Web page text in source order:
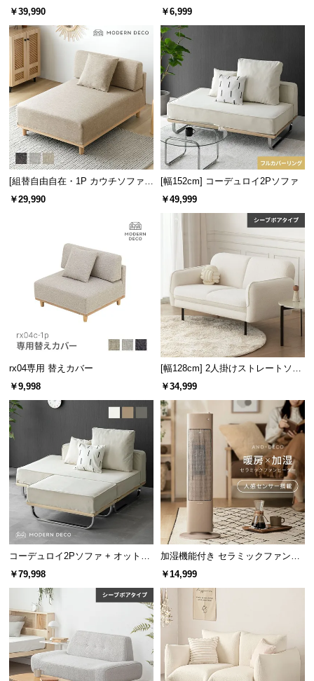
い
中
型
商
品
配
送
に
つ
い
商
品
配
送
に
梱
置
サ
ス
に
つ
い
て
搬
入
ソファ
￥39,990
ー
￥6,999
[組替自由自在・1P カウチソファ]
モジュールソファ アームレス 天然
木脚 洗えるカバー
￥29,990
[幅152cm] コーデュロイ2Pソファ
￥49,999
rx04専用 替えカバー
￥9,998
[幅128cm] 2人掛けストレートソフ
ァ シープボアタイプ
￥34,999
コーデュロイ2Pソファ + オットマ
ン
￥79,998
加湿機能付き セラミックファンヒ
ーター
￥14,999